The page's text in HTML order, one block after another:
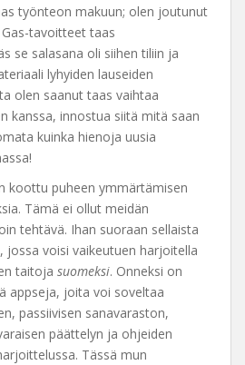
työnteon makuun; olen joutunut
tavoitteet taas
se salasana oli siihen tiliin ja
lyhyiden lauseiden
olen saanut taas vaihtaa
kanssa, innostua siitä mitä saan
kuinka hienoja uusia
koottu puheen ymmärtämisen
Tämä ei ollut meidän
tehtävä. Ihan suoraan sellaista
jossa voisi vaikeutuen harjoitella
taitoja suomeksi. Onneksi on
appseja, joita voi soveltaa
passiivisen sanavaraston,
päättelyn ja ohjeiden
Tässä mun